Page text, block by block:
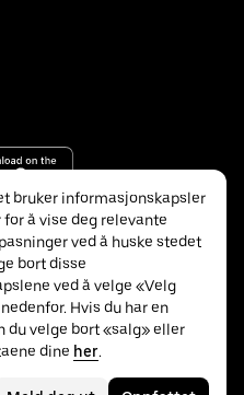
bruker informasjonskapsler
å vise deg relevante
ved å huske stedet
bort disse
ved å velge «Velg
Hvis du har en
du velge bort «salg» eller
dine her.